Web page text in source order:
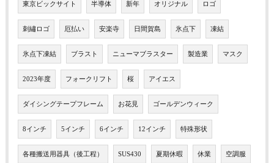
東京ビックサイト 半導体 新年 オリジナル ロゴ
刺繡ロゴ 厄払い 安楽寺 日間賀島 氷点下 凍結
氷点下凍結 ブラスト ニューマブラスター 製造業 マスク
2023年度 フォークリフト 桜 アイエス
ダイシングテープフレーム お花見 ゴールデンウィーク
8インチ 5インチ 6インチ 12インチ 特殊形状
各種搬送用器具（後工程） SUS430 夏期休暇 休業 空調服